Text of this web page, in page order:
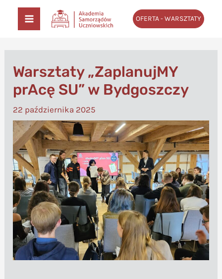
Przejdź
MAIN
OFERTA - WARSZTATY
Warsztaty „ZaplanujMY
prAcę SU” w Bydgoszczy
22 października 2025